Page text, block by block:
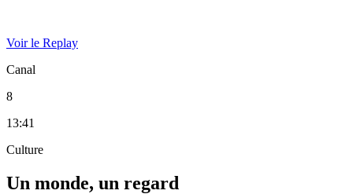
Voir le Replay
Canal
8
13:41
Culture
Un monde, un regard